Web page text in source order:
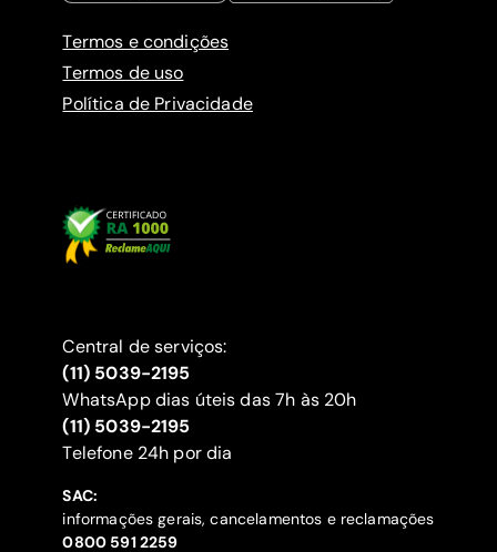
Termos e condições
Termos de uso
Política de Privacidade
Central de serviços:
(11) 5039-2195
WhatsApp dias úteis das 7h às 20h
(11) 5039-2195
‍Telefone 24h por dia
SAC:
informações gerais, cancelamentos e reclamações
‍0800 591 2259